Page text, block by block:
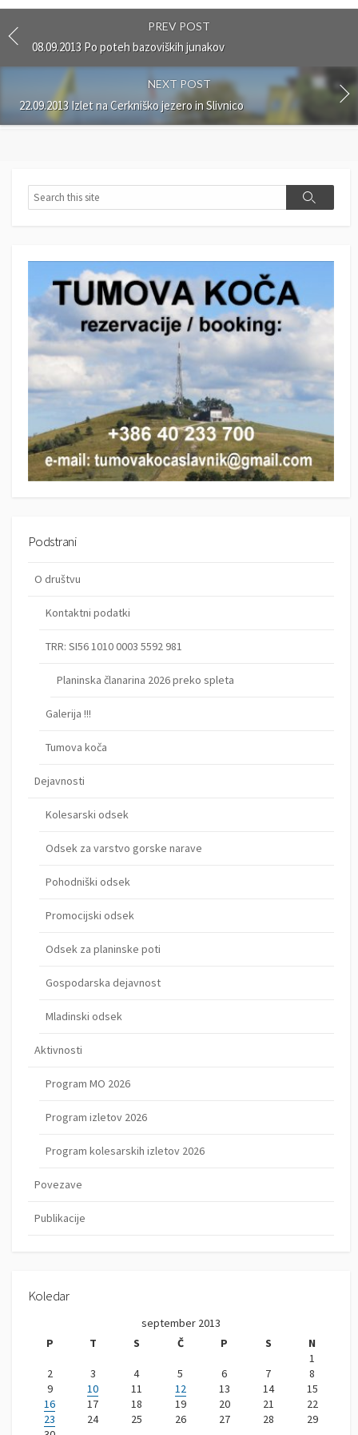
PREV POST
08.09.2013 Po poteh bazoviških junakov
NEXT POST
22.09.2013 Izlet na Cerkniško jezero in Slivnico
e
S
c
Podstrani
O društvu
Kontaktni podatki
TRR: SI56 1010 0003 5592 981
Planinska članarina 2026 preko spleta
Galerija !!!
Tumova koča
Dejavnosti
Kolesarski odsek
Odsek za varstvo gorske narave
Pohodniški odsek
Promocijski odsek
Odsek za planinske poti
Gospodarska dejavnost
Mladinski odsek
Aktivnosti
Program MO 2026
Program izletov 2026
Program kolesarskih izletov 2026
Povezave
Publikacije
Koledar
september 2013
P
T S Č P S
N
1
2
3 4 5 6 7
8
9
10 11 12 13 14
15
16
17 18 19 20 21
22
23
24 25 26 27 28
29